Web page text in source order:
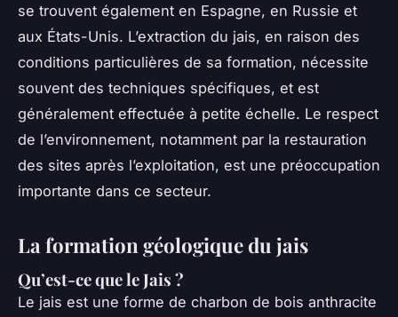
se trouvent également en Espagne, en Russie et
aux États-Unis. L’extraction du jais, en raison des
conditions particulières de sa formation, nécessite
souvent des techniques spécifiques, et est
généralement effectuée à petite échelle. Le respect
de l’environnement, notamment par la restauration
des sites après l’exploitation, est une préoccupation
importante dans ce secteur.
La formation géologique du jais
Qu’est-ce que le Jais ?
Le jais est une forme de charbon de bois anthracite